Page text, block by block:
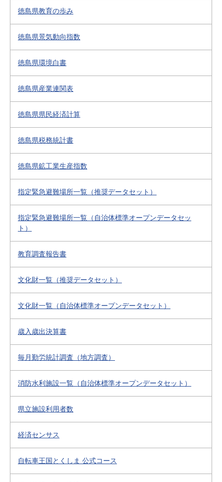
徳島県教育の歩み
徳島県景気動向指数
徳島県環境白書
徳島県産業連関表
徳島県県民経済計算
徳島県税務統計書
徳島県鉱工業生産指数
指定緊急避難場所一覧（推奨データセット）
指定緊急避難場所一覧（自治体標準オープンデータセッ
ト）
教育調査報告書
文化財一覧（推奨データセット）
文化財一覧（自治体標準オープンデータセット）
歳入歳出決算書
毎月勤労統計調査（地方調査）
消防水利施設一覧（自治体標準オープンデータセット）
県立施設利用者数
経済センサス
自転車王国とくしま 公式コース